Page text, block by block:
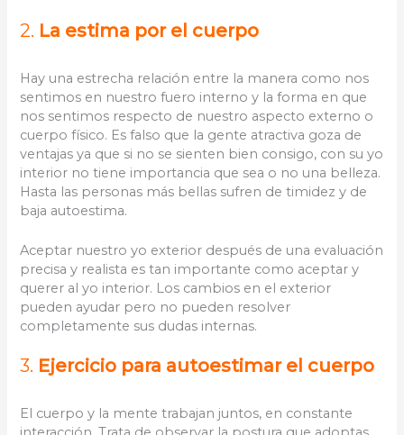
2. La estima por el cuerpo
Hay una estrecha relación entre la manera como nos
sentimos en nuestro fuero interno y la forma en que
nos sentimos respecto de nuestro aspecto externo o
cuerpo físico. Es falso que la gente atractiva goza de
ventajas ya que si no se sienten bien consigo, con su yo
interior no tiene importancia que sea o no una belleza.
Hasta las personas más bellas sufren de timidez y de
baja autoestima.
Aceptar nuestro yo exterior después de una evaluación
precisa y realista es tan importante como aceptar y
querer al yo interior. Los cambios en el exterior
pueden ayudar pero no pueden resolver
completamente sus dudas internas.
3. Ejercicio para autoestimar el cuerpo
El cuerpo y la mente trabajan juntos, en constante